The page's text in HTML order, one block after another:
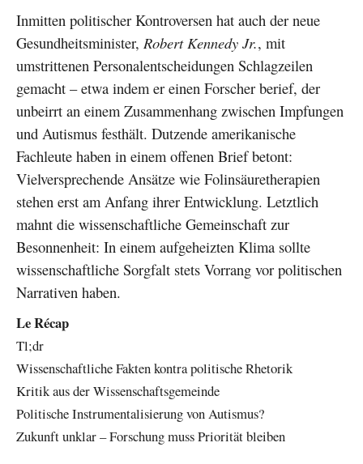
Inmitten politischer Kontroversen hat auch der neue
Gesundheitsminister, Robert Kennedy Jr., mit
umstrittenen Personalentscheidungen Schlagzeilen
gemacht – etwa indem er einen Forscher berief, der
unbeirrt an einem Zusammenhang zwischen Impfungen
und Autismus festhält. Dutzende amerikanische
Fachleute haben in einem offenen Brief betont:
Vielversprechende Ansätze wie Folinsäuretherapien
stehen erst am Anfang ihrer Entwicklung. Letztlich
mahnt die wissenschaftliche Gemeinschaft zur
Besonnenheit: In einem aufgeheizten Klima sollte
wissenschaftliche Sorgfalt stets Vorrang vor politischen
Narrativen haben.
Le Récap
Tl;dr
Wissenschaftliche Fakten kontra politische Rhetorik
Kritik aus der Wissenschaftsgemeinde
Politische Instrumentalisierung von Autismus?
Zukunft unklar – Forschung muss Priorität bleiben